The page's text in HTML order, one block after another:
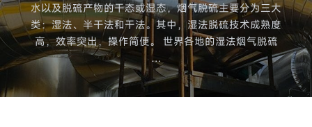
水以及脱硫产物的干态或湿态，烟气脱硫主要分为三大
类：湿法、半干法和干法。其中，湿法脱硫技术成熟度
高，效率突出，操作简便。 世界各地的湿法烟气脱硫
…